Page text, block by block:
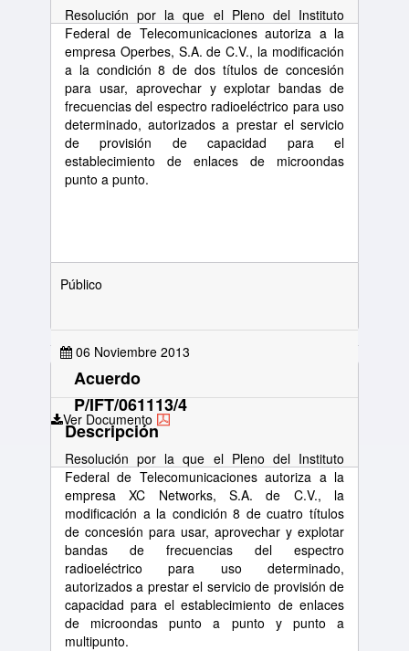
Resolución por la que el Pleno del Instituto
Federal de Telecomunicaciones autoriza a la
empresa Operbes, S.A. de C.V., la modificación
a la condición 8 de dos títulos de concesión
para usar, aprovechar y explotar bandas de
frecuencias del espectro radioeléctrico para uso
determinado, autorizados a prestar el servicio
de provisión de capacidad para el
establecimiento de enlaces de microondas
punto a punto.
Público
06 Noviembre 2013
Ver Documento
Acuerdo
P/IFT/061113/4
Descripción
Resolución por la que el Pleno del Instituto
Federal de Telecomunicaciones autoriza a la
empresa XC Networks, S.A. de C.V., la
modificación a la condición 8 de cuatro títulos
de concesión para usar, aprovechar y explotar
bandas de frecuencias del espectro
radioeléctrico para uso determinado,
autorizados a prestar el servicio de provisión de
capacidad para el establecimiento de enlaces
de microondas punto a punto y punto a
multipunto.